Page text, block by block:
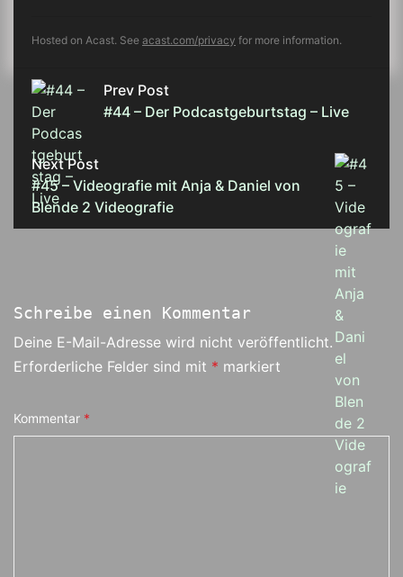
Hosted on Acast. See acast.com/privacy for more information.
Prev Post
#44 – Der Podcastgeburtstag – Live
Next Post
#45 – Videografie mit Anja & Daniel von
Blende 2 Videografie
Schreibe einen Kommentar
Deine E-Mail-Adresse wird nicht veröffentlicht.
Erforderliche Felder sind mit * markiert
Kommentar *